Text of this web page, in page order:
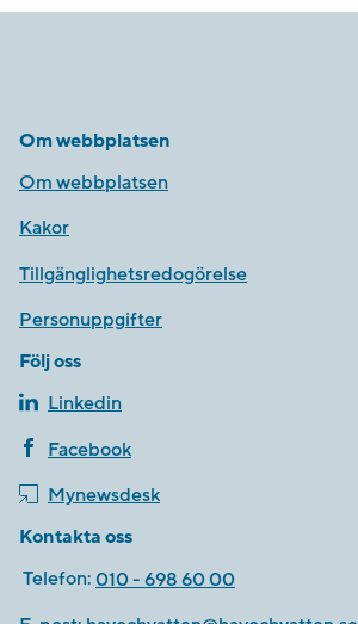
Om webbplatsen
Om webbplatsen
Kakor
Tillgänglighetsredogörelse
Personuppgifter
Följ oss
Linkedin
Facebook
Mynewsdesk
Kontakta oss
Telefon: 010 - 698 60 00